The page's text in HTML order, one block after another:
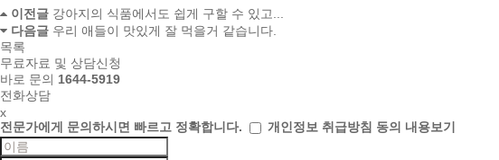
이전글 강아지의 식품에서도 쉽게 구할 수 있고...
다음글 우리 애들이 맛있게 잘 먹을거 같습니다.
목록
무료자료 및 상담신청
바로 문의 1644-5919
전화상담
x
전문가에게 문의하시면 빠르고 정확합니다. 개인정보 취급방침 동의 내용보기